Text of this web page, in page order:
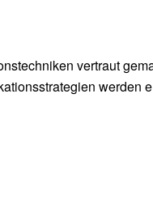
vertraut
werden